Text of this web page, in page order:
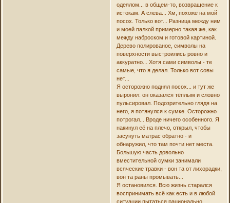
одеялом... в общем-то, возвращение к
истокам. А слева... Хм, похоже на мой
посох. Только вот... Разница между ним
и моей палкой примерно такая же, как
между наброском и готовой картиной.
Дерево полированое, символы на
поверхности выстроились ровно и
аккуратно... Хотя сами символы - те
самые, что я делал. Только вот совы
нет...
Я осторожно поднял посох... и тут же
выронил: он оказался тёплым и словно
пульсировал. Подозрительно глядя на
него, я потянулся к сумке. Осторожно
потрогал... Вроде ничего особенного. Я
накинул её на плечо, открыл, чтобы
засунуть матрас обратно - и
обнаружил, что там почти нет места.
Большую часть довольно
вместительной сумки занимали
всяческие травки - вон та от лихорадки,
вон та раны промывать...
Я остановился. Всю жизнь старался
воспринимать всё как есть и в любой
ситуации пытаться рационально